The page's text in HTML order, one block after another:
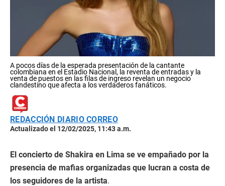
A pocos días de la esperada presentación de la cantante
colombiana en el Estadio Nacional, la reventa de entradas y la
venta de puestos en las filas de ingreso revelan un negocio
clandestino que afecta a los verdaderos fanáticos.
REDACCIÓN DIARIO CORREO
Actualizado el 12/02/2025, 11:43 a.m.
El concierto de Shakira en Lima se ve empañado por la
presencia de mafias organizadas que lucran a costa de
los seguidores de la artista.